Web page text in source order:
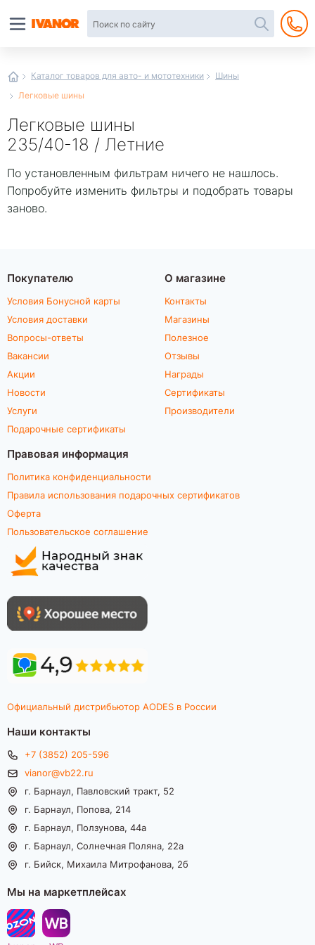
Каталог товаров для авто- и мототехники
Шины
Легковые шины
Легковые шины
235/40-18 / Летние
По установленным фильтрам ничего не нашлось.
Попробуйте изменить фильтры и подобрать товары
заново.
Покупателю
Условия Бонусной карты
Условия доставки
Вопросы-ответы
Вакансии
Акции
Новости
Услуги
Подарочные сертификаты
О магазине
Контакты
Магазины
Полезное
Отзывы
Награды
Сертификаты
Производители
Правовая информация
Политика конфиденциальности
Правила использования подарочных сертификатов
Оферта
Пользовательское соглашение
Официальный дистрибьютор AODES в России
Наши контакты
+7 (3852) 205-596
vianor@vb22.ru
г. Барнаул, Павловский тракт, 52
г. Барнаул, Попова, 214
г. Барнаул, Ползунова, 44а
г. Барнаул, Солнечная Поляна, 22а
г. Бийск, Михаила Митрофанова, 2б
Мы на маркетплейсах
интернет-